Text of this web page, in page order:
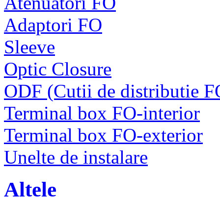
Adaptori FO
Sleeve
Optic Closure
ODF (Cutii de distributie
Terminal box FO-interior
Terminal box FO-exterior
Unelte de instalare
Altele